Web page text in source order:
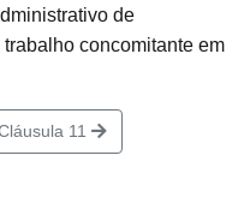
de
concomitante em
11